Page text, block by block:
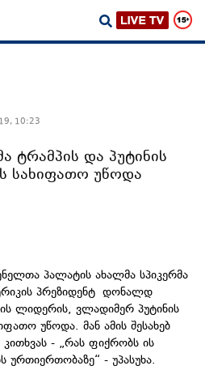
10:23
ტრამპის და პუტინის
სახიფათო უწოდა
პალატის ახალმა სპიკერმა
პრეზიდენტ დონალდ
ლიდერის, ვლადიმერ პუტინის
უწოდა. მან ამის შესახებ
კითხვას - „რას ფიქრობს ის
ურთიერთობაზე“ - უპასუხა.